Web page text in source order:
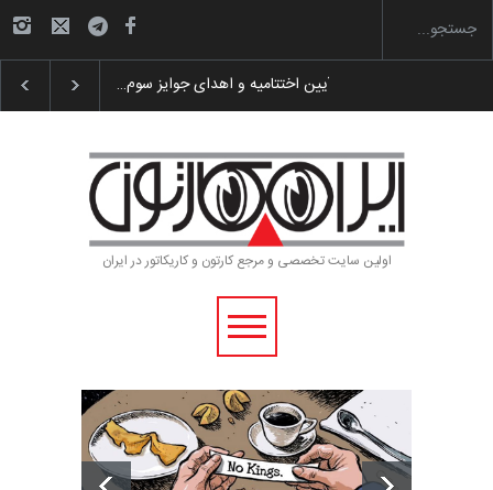
گزارش تصویری آیین اختتامیه و اهدای جوایز سوم…
اولین سایت تخصصی و مرجع کارتون و کاریکاتور در ایران